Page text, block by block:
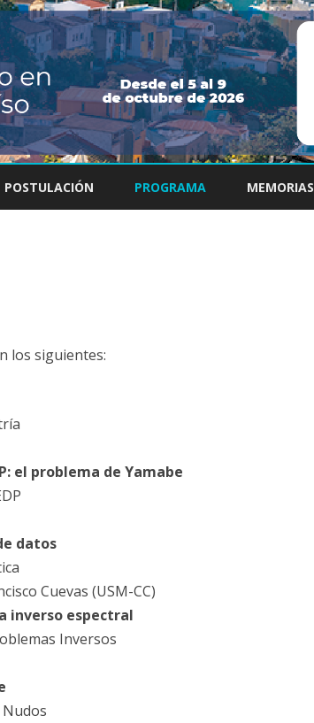
contenido
POSTULACIÓN PROGRAMA MEMORIAS
los siguientes:
el problema de Yamabe
datos
Cuevas (USM-CC)
inverso espectral
Inversos